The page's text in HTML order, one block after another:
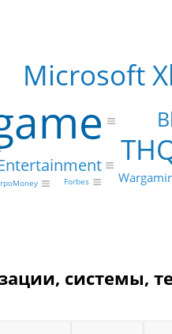
Microsoft
Forbes
системы,